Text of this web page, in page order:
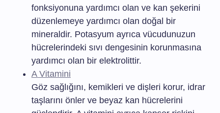
fonksiyonuna yardımcı olan ve kan şekerini
düzenlemeye yardımcı olan doğal bir
mineraldir. Potasyum ayrıca vücudunuzun
hücrelerindeki sıvı dengesinin korunmasına
yardımcı olan bir elektrolittir.
A Vitamini
Göz sağlığını, kemikleri ve dişleri korur, idrar
taşlarını önler ve beyaz kan hücrelerini